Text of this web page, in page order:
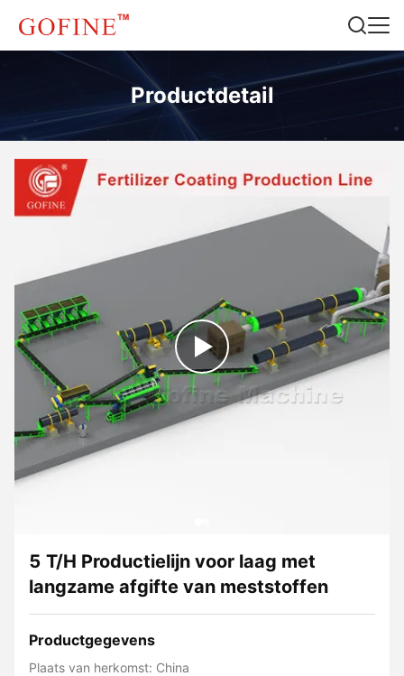
Productdetail
5 T/H Productielijn voor laag met
langzame afgifte van meststoffen
Productgegevens
Plaats van herkomst: China